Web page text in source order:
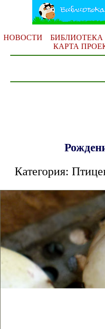
НОВОСТИ БИБЛИОТЕКА
КАРТА
Категория: